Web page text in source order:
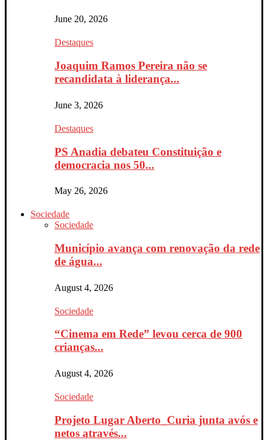
June 20, 2026
Destaques
Joaquim Ramos Pereira não se
recandidata à liderança...
June 3, 2026
Destaques
PS Anadia debateu Constituição e
democracia nos 50...
May 26, 2026
Sociedade
Sociedade
Município avança com renovação da rede
de água...
August 4, 2026
Sociedade
“Cinema em Rede” levou cerca de 900
crianças...
August 4, 2026
Sociedade
Projeto Lugar Aberto_Curia junta avós e
netos através...